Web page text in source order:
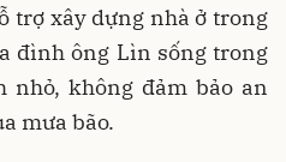
trợ xây dựng nhà ở trong
đình ông Lìn sống trong
nhỏ, không đảm bảo an
mưa bão.